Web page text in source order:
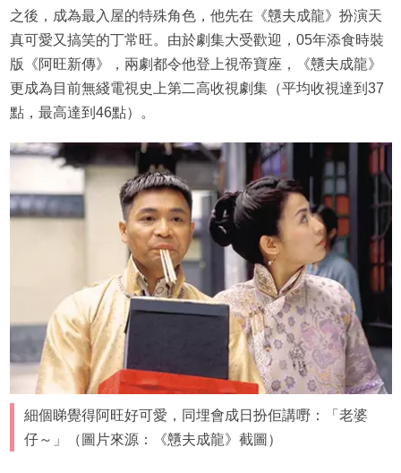
之後，成為最入屋的特殊角色，他先在《戇夫成龍》扮演天
真可愛又搞笑的丁常旺。由於劇集大受歡迎，05年添食時裝
版《阿旺新傳》，兩劇都令他登上視帝寶座，《戇夫成龍》
更成為目前無綫電視史上第二高收視劇集（平均收視達到37
點，最高達到46點）。
細個睇覺得阿旺好可愛，同埋會成日扮佢講嘢：「老婆
仔～」（圖片來源：《戇夫成龍》截圖）